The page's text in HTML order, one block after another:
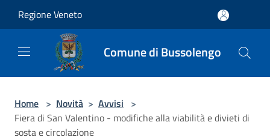
Regione Veneto
Comune di Bussolengo
Home > Novità > Avvisi >
Fiera di San Valentino - modifiche alla viabilità e divieti di
sosta e circolazione